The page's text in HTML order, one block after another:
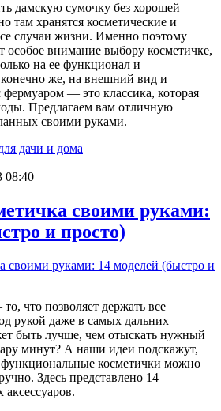
дамскую сумочку без хорошей
там хранятся косметические и
случаи жизни. Именно поэтому
особое внимание выбору косметичке,
на ее функционал и
конечно же, на внешний вид и
фермуаром — это классика, которая
Предлагаем вам отличную
своими руками.
дачи и дома
08:40
своими руками:
и просто)
что позволяет держать все
рукой даже в самых дальних
быть лучше, чем отыскать нужный
минут? А наши идеи подскажут,
функциональные косметички можно
Здесь представлено 14